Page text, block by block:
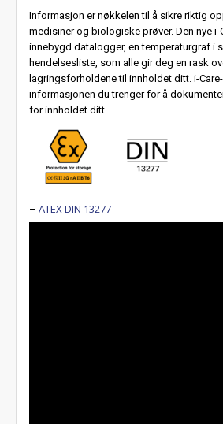
Informasjon er nøkkelen til å sikre riktig
medisiner og biologiske prøver. Den nye i-
innebygd datalogger, en temperaturgraf i
hendelsesliste, som alle gir deg en rask
lagringsforholdene til innholdet ditt. i-
informasjonen du trenger for å
for innholdet ditt.
–ATEXDIN 13277